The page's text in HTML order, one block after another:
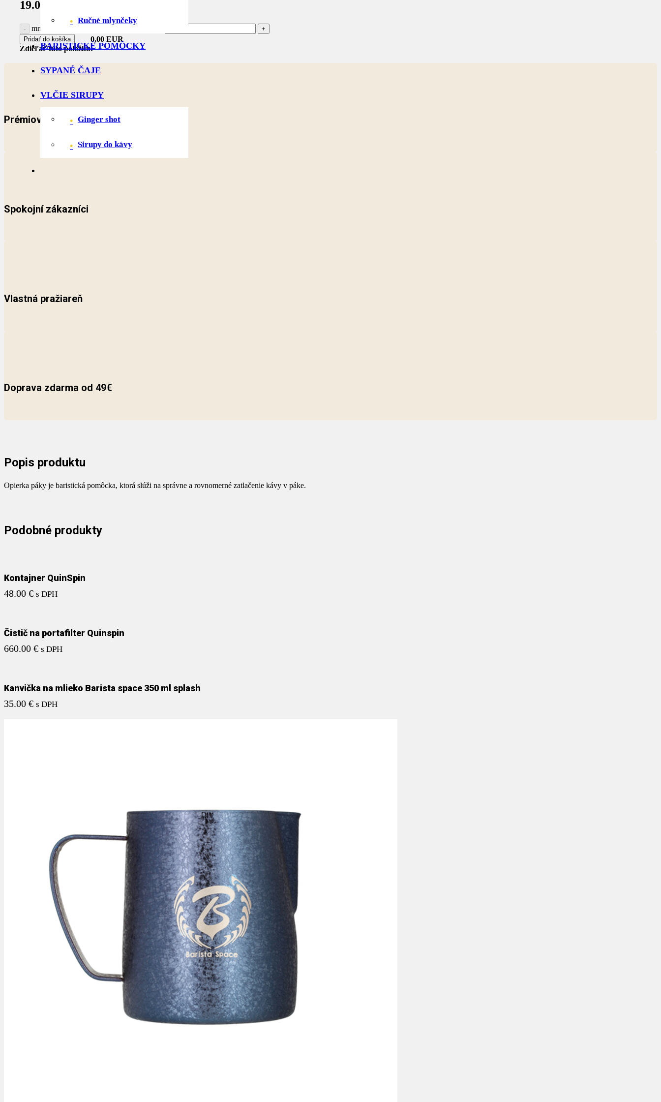
Váš košík
0,00 EUR
Ručné mlynčeky
BARISTICKÉ POMÔCKY
SYPANÉ ČAJE
VLČIE SIRUPY
Ginger shot
Sirupy do kávy
19.00
množstvo Podložka pod páku Rhinowares
Pridať do košíka
Zdieľať túto položku:
Prémiová káva
Spokojní zákazníci
Vlastná pražiareň
Doprava zdarma od 49€
Popis produktu
Opierka páky je baristická pomôcka, ktorá slúži na správne a rovnomerné zatlačenie kávy v páke.
Podobné produkty
Kontajner QuinSpin
48.00 € s DPH
Čistič na portafilter Quinspin
660.00 € s DPH
Kanvička na mlieko Barista space 350 ml splash
35.00 € s DPH